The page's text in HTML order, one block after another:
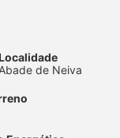
Abade de Neiva